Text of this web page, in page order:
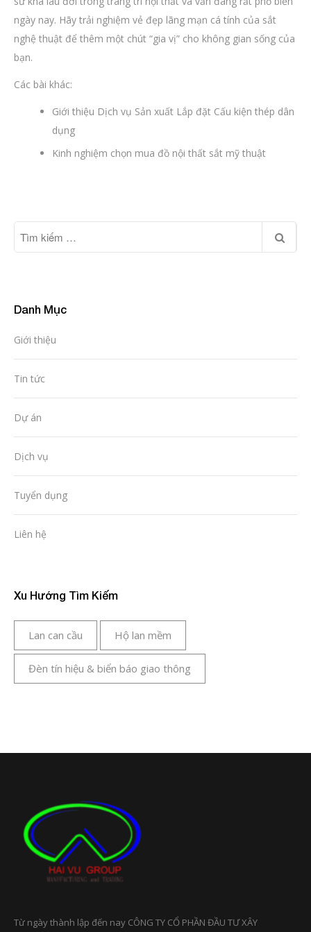
ngày nay. Hãy trải nghiệm vẻ đẹp lãng mạn cá tính của sắt
nghệ thuật để thêm một chút “gia vị” cho không gian sống của
bạn.
Các bài khác:
Giới thiệu Dịch vụ Sản xuất Lắp đặt Cấu kiện thép dân
dụng
Kinh nghiệm chọn mua đồ nội thất sắt mỹ thuật
Danh Mục
Giới thiệu
Tin tức
Dự án
Dịch vụ
Tuyển dụng
Liên hệ
Xu Hướng Tìm Kiếm
Lan can cầu Hộ lan mềm
Đèn tín hiệu & biển báo giao thông
Từ ngày thành lập đến nay CÔNG TY CỔ PHẦN ĐẦU TƯ XÂY